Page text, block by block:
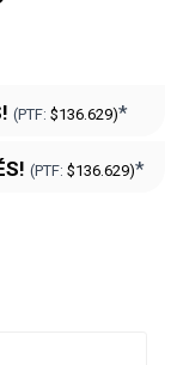
(PTF: $136.629)*
(PTF: $136.629)*